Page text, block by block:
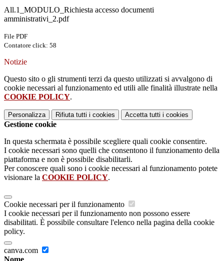
All.1_MODULO_Richiesta accesso documenti
amministrativi_2.pdf
File PDF
Contatore click: 58
Notizie
Questo sito o gli strumenti terzi da questo utilizzati si avvalgono di
cookie necessari al funzionamento ed utili alle finalità illustrate nella
COOKIE POLICY.
Personalizza Rifiuta tutti i cookies Accetta tutti i cookies
Gestione cookie
In questa schermata è possibile scegliere quali cookie consentire.
I cookie necessari sono quelli che consentono il funzionamento della
piattaforma e non è possibile disabilitarli.
Per conoscere quali sono i cookie necessari al funzionamento potete
visionare la COOKIE POLICY.
Cookie necessari per il funzionamento
I cookie necessari per il funzionamento non possono essere
disabilitati. È possibile consultare l'elenco nella pagina della cookie
policy.
canva.com
Nome